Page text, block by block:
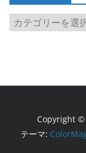
カ
テ
Copyright ©
テーマ: